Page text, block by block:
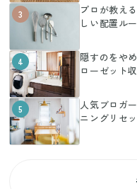
3
プロが教え
しい配置ル
4
隠すのをや
ローゼット
5
人気ブロガ
ニングリセ